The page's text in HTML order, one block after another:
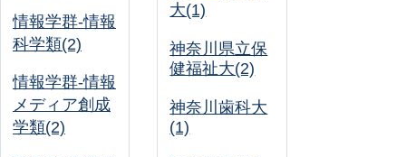
情報学群-情報
科学類(2)
情報学群-情報
メディア創成
学類(2)
大(1)
神奈川県立保
健福祉大(2)
神奈川歯科大
(1)